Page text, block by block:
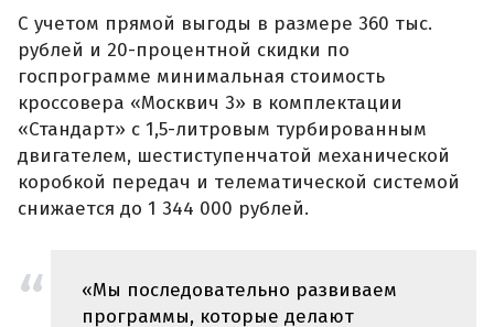
С учетом прямой выгоды в размере 360 тыс.
рублей и 20-процентной скидки по
госпрограмме минимальная стоимость
кроссовера «Москвич 3» в комплектации
«Стандарт» с 1,5-литровым турбированным
двигателем, шестиступенчатой механической
коробкой передач и телематической системой
снижается до 1 344 000 рублей.
«Мы последовательно развиваем
программы, которые делают